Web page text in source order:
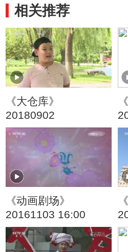
相关推荐
《大仓库》
20180902
拼
《动画剧场》
20161103 16:00